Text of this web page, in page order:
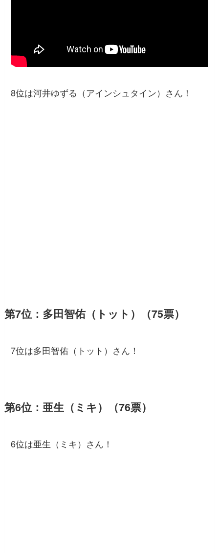
8位は河井ゆずる（アインシュタイン）さん！
第7位：多田智佑（トット）（75票）
7位は多田智佑（トット）さん！
第6位：亜生（ミキ）（76票）
6位は亜生（ミキ）さん！